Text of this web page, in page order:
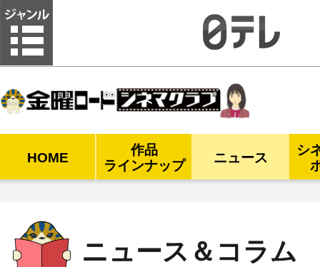
HOME
作品
ラインナップ
ニュース
シ
ニュース＆コラム